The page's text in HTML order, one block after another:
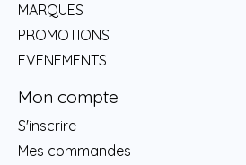
MARQUES
PROMOTIONS
EVENEMENTS
Mon compte
S'inscrire
Mes commandes